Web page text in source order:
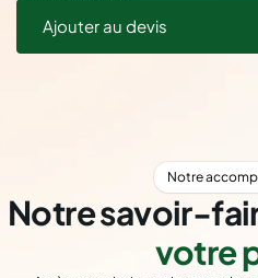
Ajouter au devis
Notre
Notre savoir-
votre